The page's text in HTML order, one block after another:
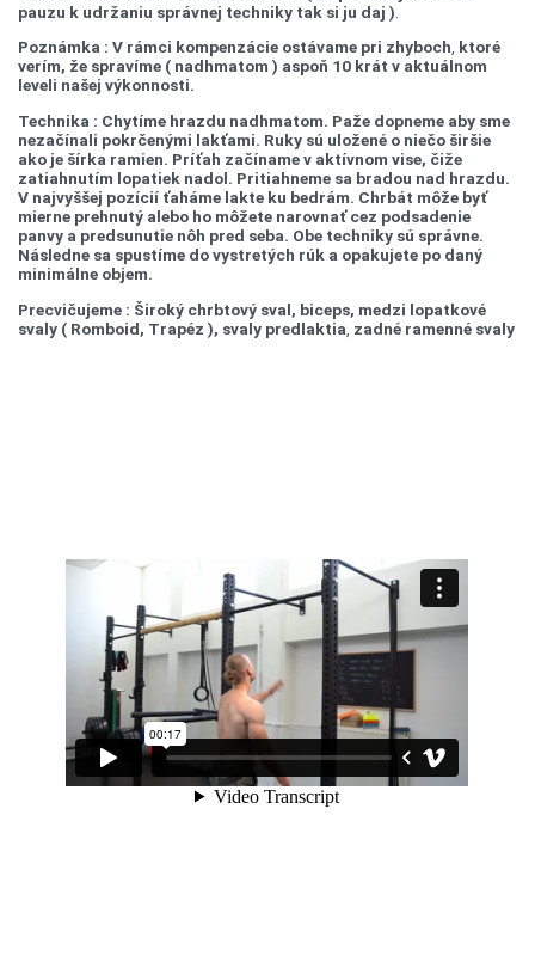
pauzu k udržaniu správnej techniky tak si ju daj )
Poznámka : V rámci kompenzácie ostávame pri zhyboch, ktoré
verím, že spravíme ( nadhmatom ) aspoň 10 krát v aktuálnom
leveli našej výkonnosti.
Technika : Chytíme hrazdu nadhmatom. Paže dopneme aby sme
nezačínali pokrčenými lakťami. Ruky sú uložené o niečo širšie
ako je šírka ramien. Príťah začíname v aktívnom vise, čiže
zatiahnutím lopatiek nadol. Pritiahneme sa bradou nad hrazdu.
V najvyššej pozícií ťaháme lakte ku bedrám. Chrbát môže byť
mierne prehnutý alebo ho môžete narovnať cez podsadenie
panvy a predsunutie nôh pred seba. Obe techniky sú správne.
Následne sa spustíme do vystretých rúk a opakujete po daný
minimálne objem.
Precvičujeme : Široký chrbtový sval, biceps, medzi lopatkové
svaly ( Romboid, Trapéz ), svaly predlaktia zadné ramenné svaly